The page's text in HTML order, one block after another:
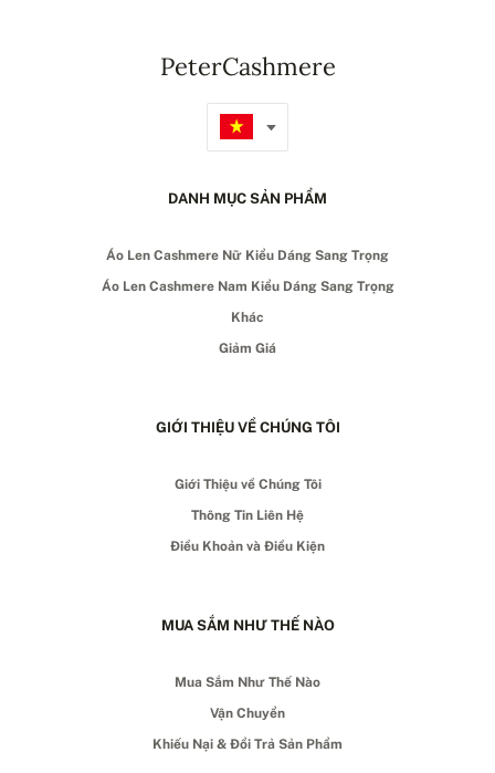
PeterCashmere
DANH MỤC SẢN PHẨM
Áo Len Cashmere Nữ Kiểu Dáng Sang Trọng
Áo Len Cashmere Nam Kiểu Dáng Sang Trọng
Khác
Giảm Giá
GIỚI THIỆU VỀ CHÚNG TÔI
Giới Thiệu về Chúng Tôi
Thông Tin Liên Hệ
Điều Khoản và Điều Kiện
MUA SẮM NHƯ THẾ NÀO
Mua Sắm Như Thế Nào
Vận Chuyển
Khiếu Nại & Đổi Trả Sản Phẩm